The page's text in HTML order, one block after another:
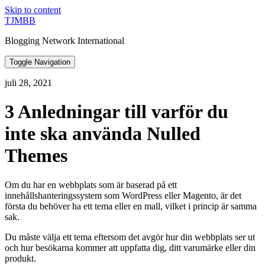
Skip to content
TJMBB
Blogging Network International
Toggle Navigation
juli 28, 2021
3 Anledningar till varför du
inte ska använda Nulled
Themes
Om du har en webbplats som är baserad på ett
innehållshanteringssystem som WordPress eller Magento, är det
första du behöver ha ett tema eller en mall, vilket i princip är samma
sak.
Du måste välja ett tema eftersom det avgör hur din webbplats ser ut
och hur besökarna kommer att uppfatta dig, ditt varumärke eller din
produkt.